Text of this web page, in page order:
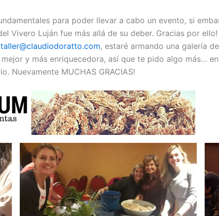
para poder llevar a cabo un evento, si
Vivero Luján fue más allá de su deber. Gracias por
taller@claudiodoratto.com, estaré armando una galería
y más enriquecedora, así que te pido algo más…
Nuevamente MUCHAS GRACIAS!